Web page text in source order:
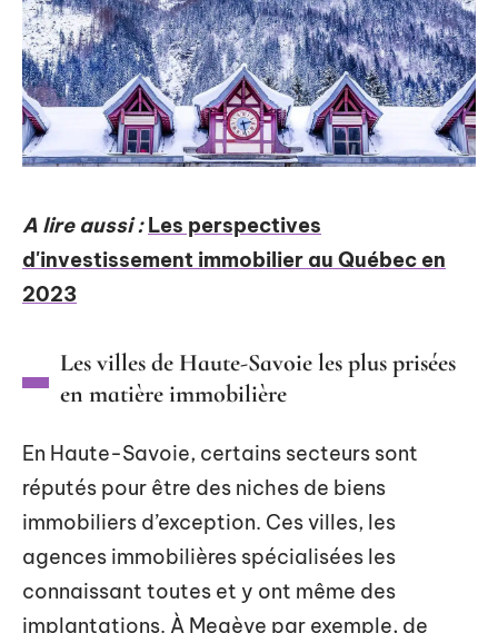
A lire aussi : Les perspectives
d'investissement immobilier au Québec en
2023
Les villes de Haute-Savoie les plus prisées
en matière immobilière
En Haute-Savoie, certains secteurs sont
réputés pour être des niches de biens
immobiliers d’exception. Ces villes, les
agences immobilières spécialisées les
connaissant toutes et y ont même des
implantations. À Megève par exemple, de